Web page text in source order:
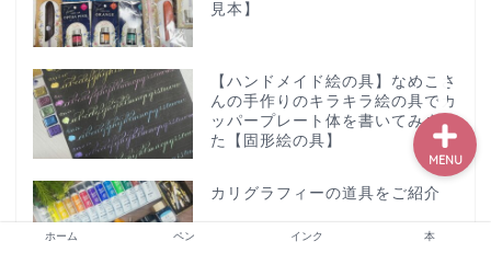
見本】
【ハンドメイド絵の具】なめこさ
んの手作りのキラキラ絵の具でカ
ッパープレート体を書いてみまし
た【固形絵の具】
カリグラフィーの道具をご紹介
ホーム ペン インク 本
MENU